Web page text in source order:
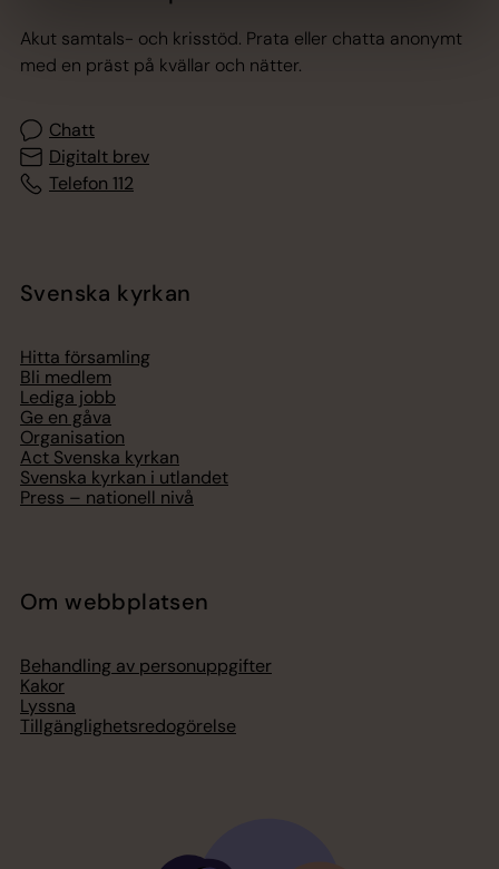
Akut samtals- och krisstöd. Prata eller chatta anonymt
med en präst på kvällar och nätter.
Chatt
Digitalt brev
Telefon 112
Svenska kyrkan
Hitta församling
Bli medlem
Lediga jobb
Ge en gåva
Organisation
Act Svenska kyrkan
Svenska kyrkan i utlandet
Press – nationell nivå
Om webbplatsen
Behandling av personuppgifter
Kakor
Lyssna
Tillgänglighetsredogörelse